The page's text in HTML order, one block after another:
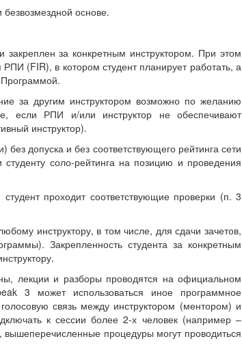
основе.
за конкретным инструктором. При этом
(FIR), в котором студент планирует работать, а
за другим инструктором возможно по желанию
если РПИ и/или инструктор не обеспечивают
инструктор).
допуска и без соответствующего рейтинга сети
соло-рейтинга на позицию и проведения
проходит соответствующие проверки (п. 3
инструктору, в том числе, для сдачи зачетов,
Закрепленность студента за конкретным
лекции и разборы проводятся на официальном
3 может использоваться иное программное
связь между инструктором (ментором) и
к сессии более 2-х человек (например –
вышеперечисленные процедуры могут проводиться